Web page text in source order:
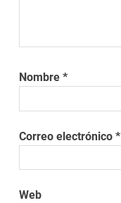
Nombre*
Correo electrónico*
Web